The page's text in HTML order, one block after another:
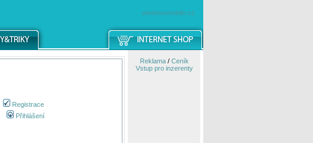
windowsmobile.cz
Registrace
Přihlášení
Reklama/ Ceník
Vstup pro inzerenty